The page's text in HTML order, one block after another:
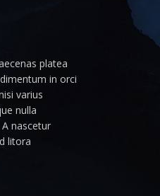
platea
in orci
varius
nulla
nascetur
litora